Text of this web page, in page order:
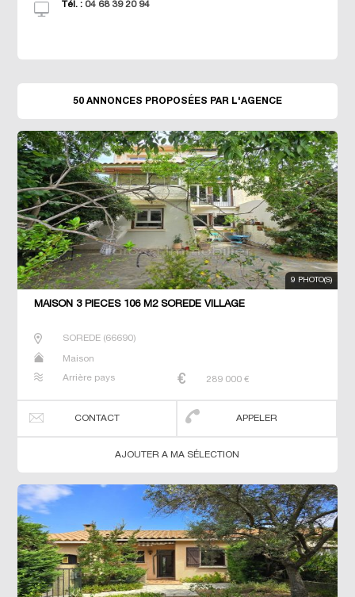
Tél. : 04 68 39 20 94
50 ANNONCES PROPOSÉES PAR L'AGENCE
9 PHOTO(S)
MAISON 3 PIECES 106 M2 SOREDE VILLAGE
SOREDE(66690)
Maison
Arrière pays 289 000 €
CONTACT APPELER
AJOUTER A MA SÉLECTION